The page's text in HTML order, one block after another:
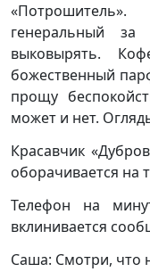
генеральный
выковырять.
божественный
прощу
может и нет.
Красавчик
оборачивается на
Телефон на
вклинивается
Саша: Смотри, что